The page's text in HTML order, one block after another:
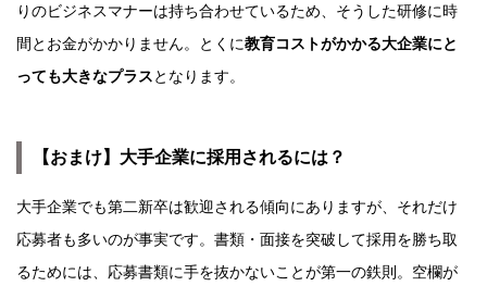
りのビジネスマナーは持ち合わせているため、そうした研修に時
間とお金がかかりません。とくに教育コストがかかる大企業にと
っても大きなプラスとなります。
【おまけ】大手企業に採用されるには？
大手企業でも第二新卒は歓迎される傾向にありますが、それだけ
応募者も多いのが事実です。書類・面接を突破して採用を勝ち取
るためには、応募書類に手を抜かないことが第一の鉄則。空欄が